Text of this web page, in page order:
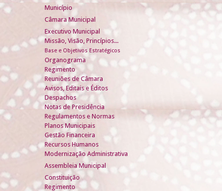
Município
Câmara Municipal
Executivo Municipal
Missão, Visão, Princípios...
Base e Objetivos Estratégicos
Organograma
Regimento
Reuniões de Câmara
Avisos, Editais e Éditos
Despachos
Notas de Presidência
Regulamentos e Normas
Planos Municipais
Gestão Financeira
Recursos Humanos
Modernização Administrativa
Assembleia Municipal
Constituição
Regimento